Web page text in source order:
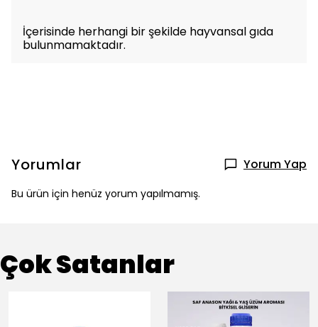
İçerisinde herhangi bir şekilde hayvansal gıda
bulunmamaktadır.
Yorumlar Yorum Yap
Bu ürün için henüz yorum yapılmamış.
Çok Satanlar